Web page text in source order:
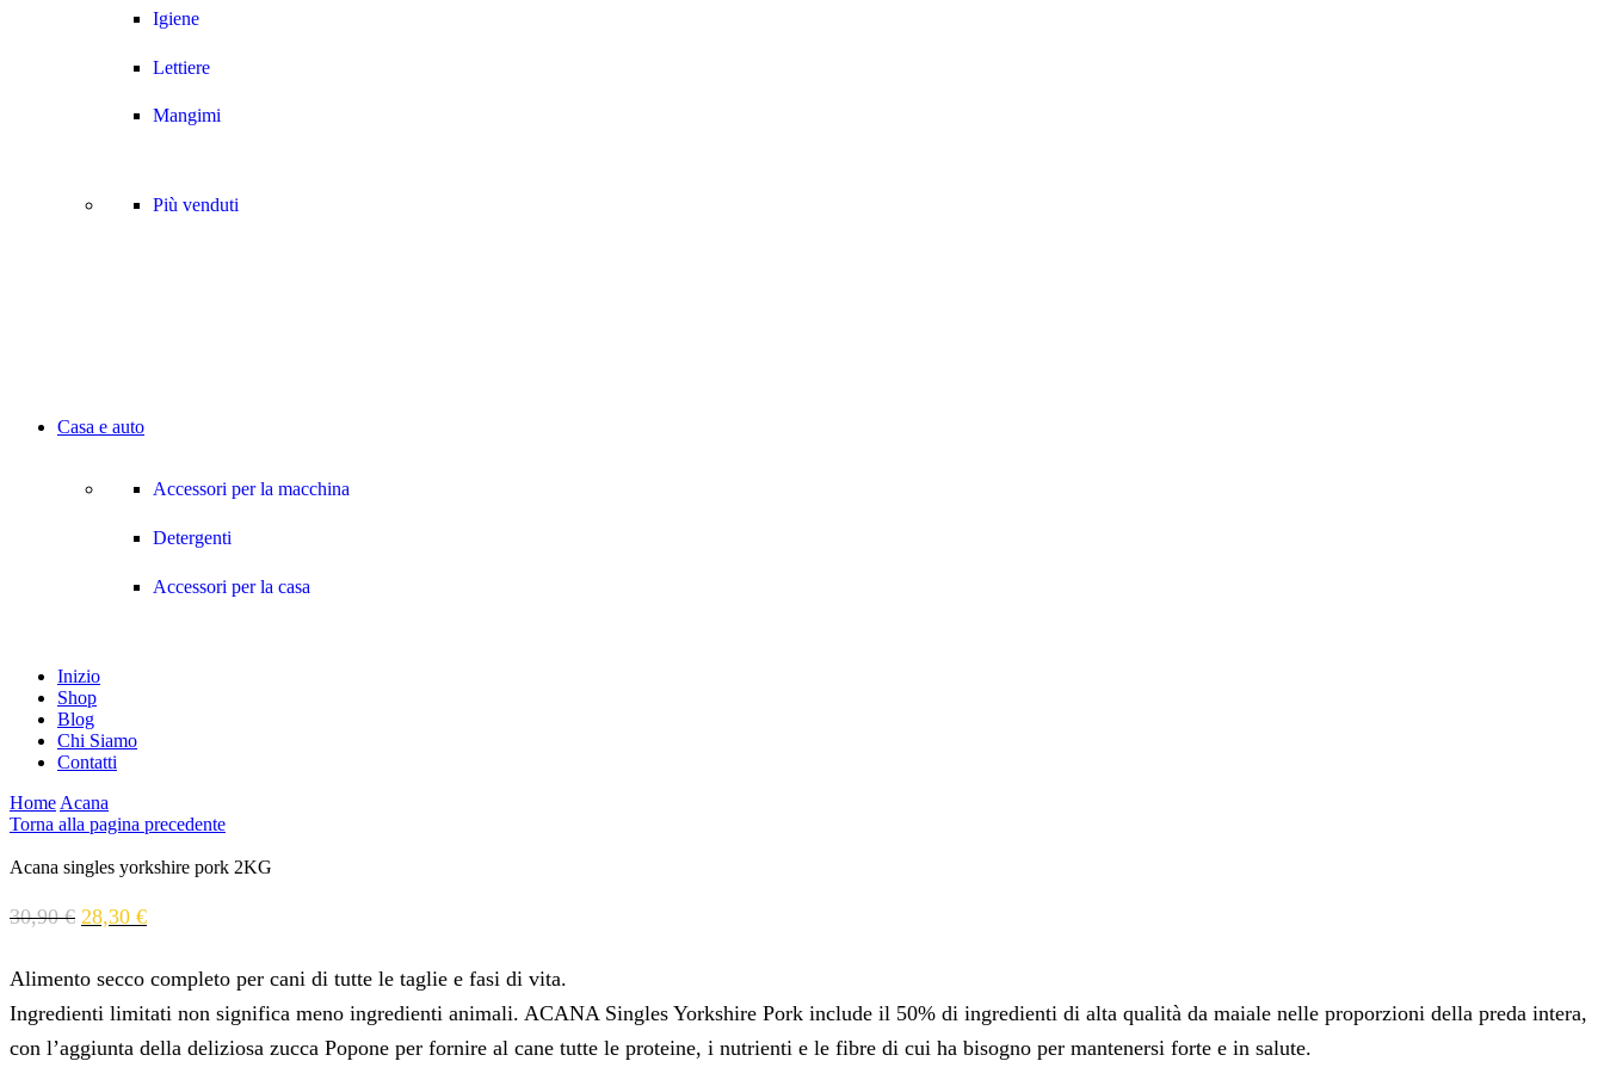
Igiene
Lettiere
Mangimi
Più venduti
Casa e auto
Accessori per la macchina
Detergenti
Accessori per la casa
Inizio
Shop
Blog
Chi Siamo
Contatti
Home Acana
Torna alla pagina precedente
Acana singles yorkshire pork 2KG
30,90€ 28,30 €
Alimento secco completo per cani di tutte le taglie e fasi di vita.
Ingredienti limitati non significa meno ingredienti animali. ACANA Singles Yorkshire Pork include il 50% di ingredienti di alta qualità da maiale nelle proporzioni della preda intera,
con l’aggiunta della deliziosa zucca Popone per fornire al cane tutte le proteine, i nutrienti e le fibre di cui ha bisogno per mantenersi forte e in salute.